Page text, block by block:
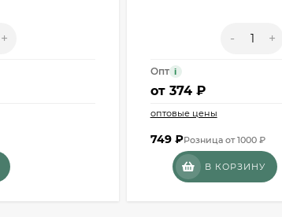
+ - +
Опт i
от 374 ₽
оптовые цены
749 ₽Розница от 1000 ₽
В КОРЗИНУ